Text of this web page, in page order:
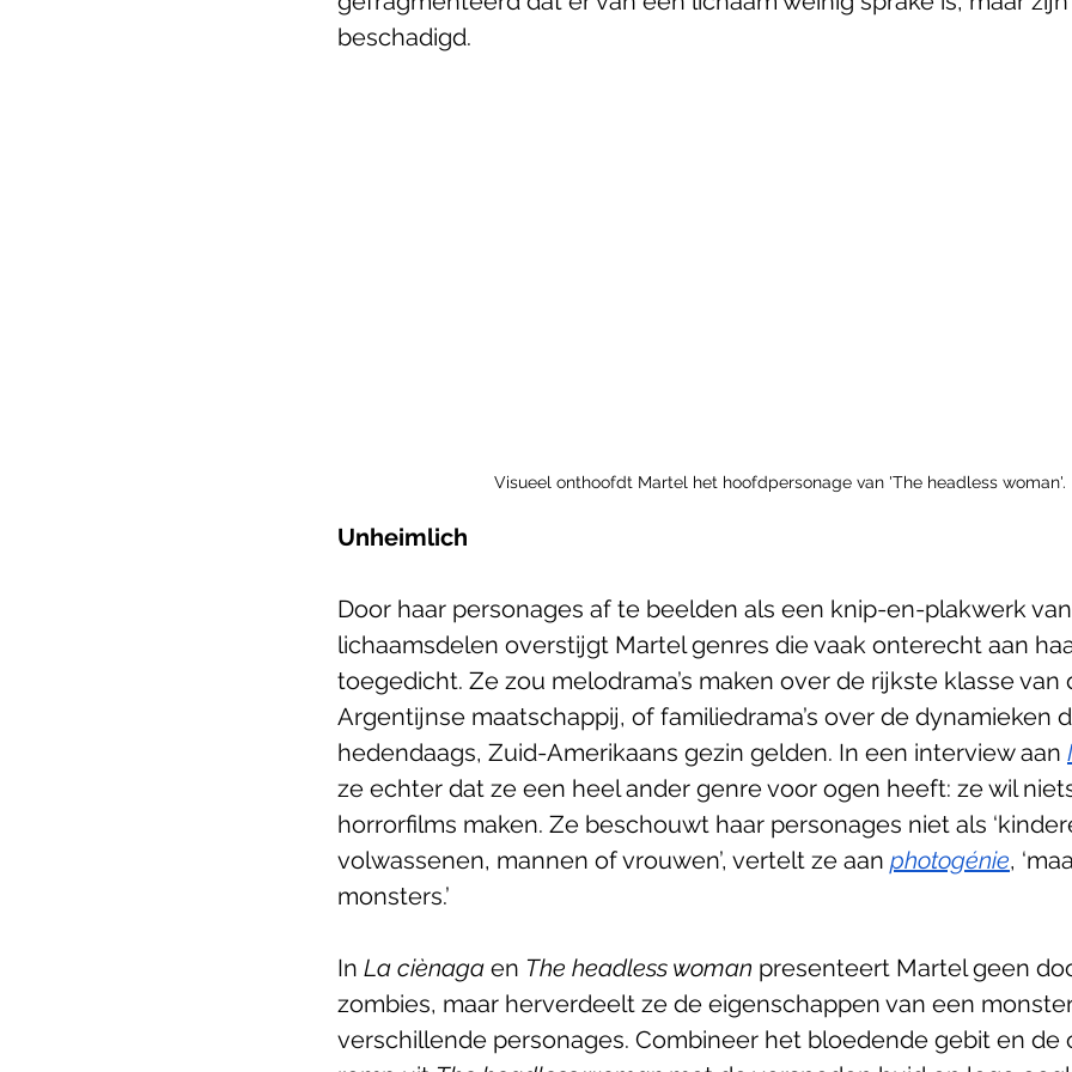
beschadigd.
Visueel onthoofdt Martel het hoofdpersonage van 'The headless woman'.
Unheimlich
Door haar personages af te beelden als een knip-en-plakwerk
lichaamsdelen overstijgt Martel genres die vaak onterecht aan
toegedicht. Ze zou melodrama’s maken over de rijkste klasse van
Argentijnse maatschappij, of familiedrama’s over de dynamieken
hedendaags, Zuid-Amerikaans gezin gelden. In een interview aan
ze echter dat ze een heel ander genre voor ogen heeft: ze wil
horrorfilms maken. Ze beschouwt haar personages niet als
volwassenen, mannen of vrouwen’, vertelt ze aan photogénie,
monsters.’
In La ciènaga en The headless woman presenteert Martel geen
zombies, maar herverdeelt ze de eigenschappen van een
verschillende personages. Combineer het bloedende gebit en de